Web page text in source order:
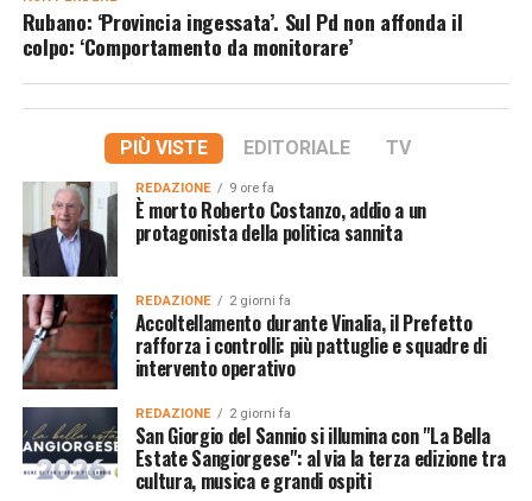
Rubano: ‘Provincia ingessata’. Sul Pd non affonda il
colpo: ‘Comportamento da monitorare’
PIÙ VISTE EDITORIALE TV
REDAZIONE 9 ore fa
È morto Roberto Costanzo, addio a un
protagonista della politica sannita
REDAZIONE 2 giorni fa
Accoltellamento durante Vinalia, il Prefetto
rafforza i controlli: più pattuglie e squadre di
intervento operativo
REDAZIONE 2 giorni fa
San Giorgio del Sannio si illumina con "La Bella
Estate Sangiorgese": al via la terza edizione tra
cultura, musica e grandi ospiti